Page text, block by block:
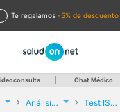
te regalamos -5% de descuento
Chat Médico
Análisis Clínicos Test ISAC de 112 proteínas alérgicas